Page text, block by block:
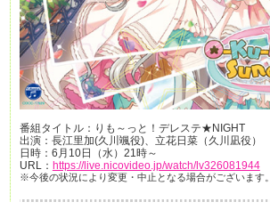
番組タイトル：りも～っと！デレステ★NIGHT
出演：長江里加(久川颯役)、立花日菜（久川凪役）
日時：6月10日（水）21時～
URL： https://live.nicovideo.jp/watch/lv326081944
※今後の状況により変更・中止となる場合がございます。